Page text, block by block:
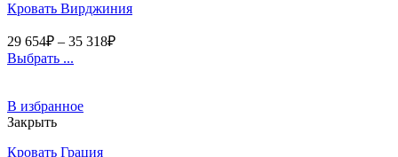
Кровать Вирджиния
29 654₽ – 35 318₽
Выбрать ...
В избранное
Закрыть
Кровать Грация